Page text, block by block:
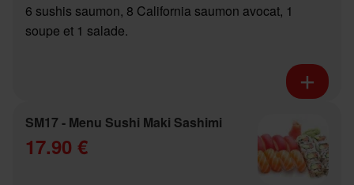
6 sushis saumon, 8 California saumon avocat, 1
soupe et 1 salade.
SM17 - Menu Sushi Maki Sashimi
17.90 €